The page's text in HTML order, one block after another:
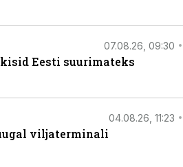
07.08.26, 09:30
Eesti suurimateks
04.08.26, 11:23
viljaterminali